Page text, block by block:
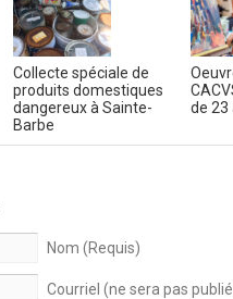
Collecte spéciale de
produits domestiques
dangereux à Sainte-
Barbe
de 23
Nom (Requis)
Courriel (ne sera pas